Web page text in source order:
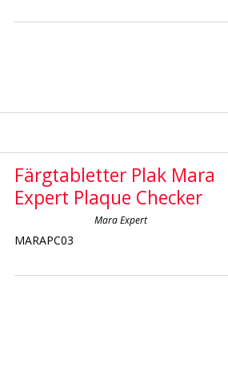
Färgtabletter Plak Mara
Expert Plaque Checker
Mara Expert
MARAPC03